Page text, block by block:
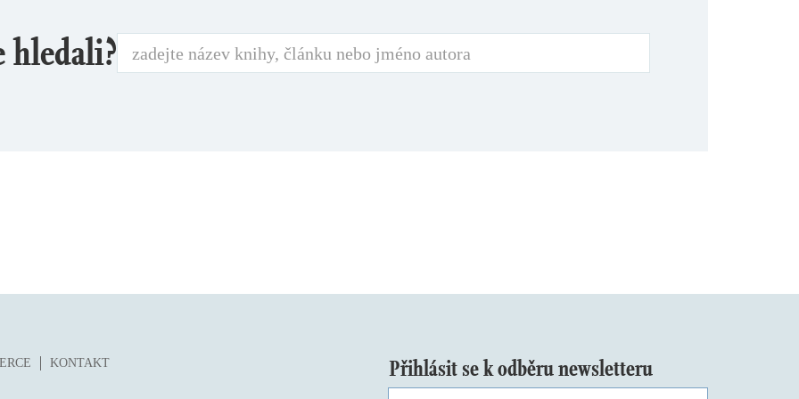
hledali?
KONTAKT Přihlásit se k odběru newsletteru